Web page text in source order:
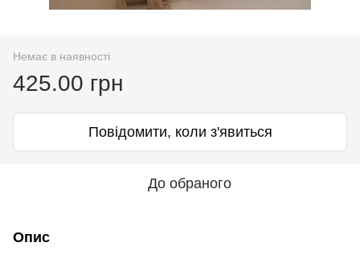
Немає в наявності
425.00 грн
Повідомити, коли з'явиться
До обраного
Опис